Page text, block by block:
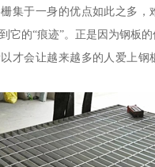
集于一身的优点如此之多，
它的“痕迹”。正是因为钢板
才会让越来越多的人爱上钢